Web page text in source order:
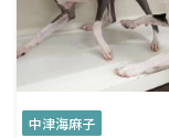
中津海麻子